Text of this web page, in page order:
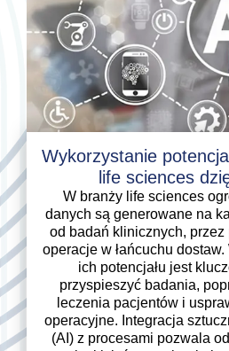
Wykorzystanie
life sciences
W branży life sciences
danych są generowane na
od badań klinicznych, przez
operacje w łańcuchu
ich potencjału jest
przyspieszyć badania,
leczenia pacjentów i
operacyjne. Integracja
(AI) z procesami pozwala